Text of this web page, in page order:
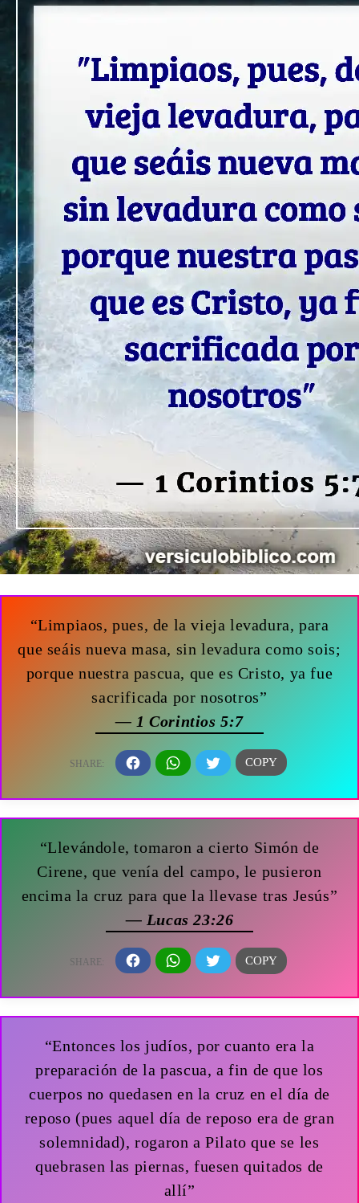
“Limpiaos, pues, de la vieja levadura, para
que seáis nueva masa, sin levadura como sois;
porque nuestra pascua, que es Cristo, ya fue
sacrificada por nosotros”
— 1 Corintios 5:7
“Llevándole, tomaron a cierto Simón de
Cirene, que venía del campo, le pusieron
encima la cruz para que la llevase tras Jesús”
— Lucas 23:26
“Entonces los judíos, por cuanto era la
preparación de la pascua, a fin de que los
cuerpos no quedasen en la cruz en el día de
reposo (pues aquel día de reposo era de gran
solemnidad), rogaron a Pilato que se les
quebrasen las piernas, fuesen quitados de
allí”